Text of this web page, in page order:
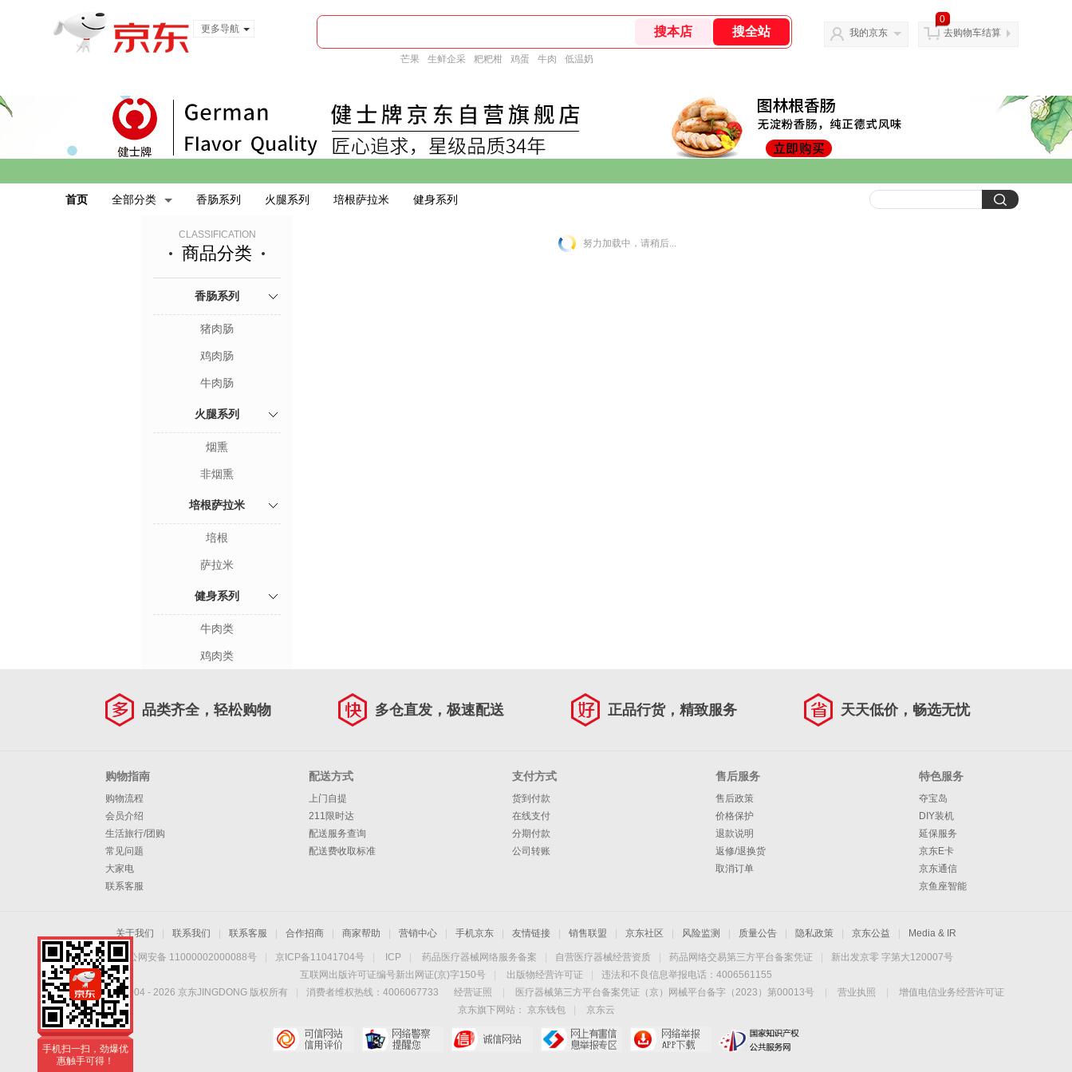
更多导航
芒果 生鲜企采 粑粑柑 鸡蛋 牛肉 低温奶
我的京东
0
去购物车结算
首页 全部分类 香肠系列 火腿系列 培根萨拉米 健身系列
CLASSIFICATION
商品分类
香肠系列
猪肉肠
鸡肉肠
牛肉肠
火腿系列
烟熏
非烟熏
培根萨拉米
培根
萨拉米
健身系列
牛肉类
鸡肉类
努力加载中，请稍后...
品类齐全，轻松购物 多仓直发，极速配送 正品行货，精致服务 天天低价，畅选无忧
购物指南
购物流程
会员介绍
生活旅行/团购
常见问题
大家电
联系客服
配送方式
上门自提
211限时达
配送服务查询
配送费收取标准
支付方式
货到付款
在线支付
分期付款
公司转账
售后服务
售后政策
价格保护
退款说明
返修/退换货
取消订单
特色服务
夺宝岛
DIY装机
延保服务
京东E卡
京东通信
京鱼座智能
关于我们 联系我们 联系客服 合作招商 商家帮助 营销中心 手机京东 友情链接 销售联盟 京东社区 风险监测 质量公告 隐私政策 京东公益 Media & IR
京公网安备 11000002000088号 京ICP备11041704号 ICP 药品医疗器械网络服务备案 自营医疗器械经营资质 药品网络交易第三方平台备案凭证
新出发京零 字第大120007号
互联网出版许可证编号新出网证(京)字150号
出版物经营许可证
违法和不良信息举报电话：4006561155
Copyright © 2004 - 2026 京东JINGDONG 版权所有 消费者维权热线：4006067733 经营证照 医疗器械第三方平台备案凭证（京）网械平台备字（2023）第00013号 营业执照
增值电信业务经营许可证
京东旗下网站：
京东钱包 京东云
手机扫一扫，劲爆优
惠触手可得！
手机扫一扫，劲爆优